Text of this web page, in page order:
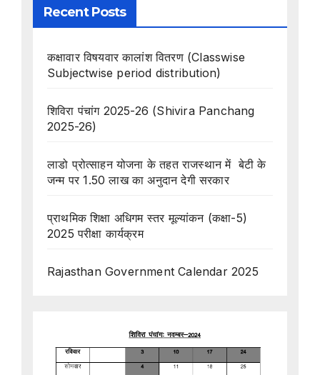
Recent Posts
कक्षावार विषयवार कालांश वितरण (Classwise
Subjectwise period distribution)
शिविरा पंचांग 2025-26 (Shivira Panchang
2025-26)
लाडो प्रोत्साहन योजना के तहत राजस्थान में बेटी के
जन्म पर 1.50 लाख का अनुदान देगी सरकार
प्राथमिक शिक्षा अधिगम स्तर मूल्यांकन (कक्षा-5)
2025 परीक्षा कार्यक्रम
Rajasthan Government Calendar 2025